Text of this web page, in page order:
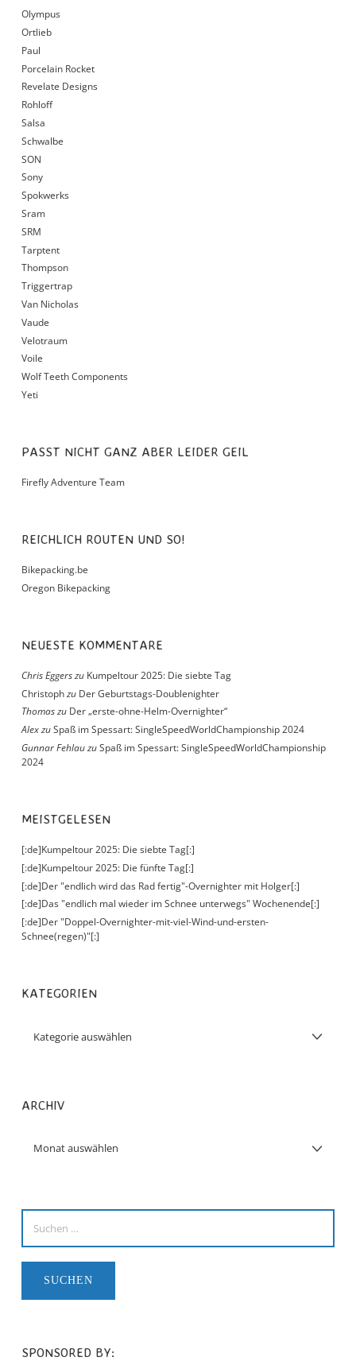
Olympus
Ortlieb
Paul
Porcelain Rocket
Revelate Designs
Rohloff
Salsa
Schwalbe
SON
Sony
Spokwerks
Sram
SRM
Tarptent
Thompson
Triggertrap
Van Nicholas
Vaude
Velotraum
Voile
Wolf Teeth Components
Yeti
PASST NICHT GANZ ABER LEIDER GEIL
Firefly Adventure Team
REICHLICH ROUTEN UND SO!
Bikepacking.be
Oregon Bikepacking
NEUESTE KOMMENTARE
Chris Eggerszu Kumpeltour 2025: Die siebte Tag
Christophzu Der Geburtstags-Doublenighter
Thomaszu Der „erste-ohne-Helm-Overnighter“
AlexzuSpaß im Spessart: SingleSpeedWorldChampionship 2024
Gunnar FehlauzuSpaß im Spessart: SingleSpeedWorldChampionship
2024
MEISTGELESEN
[:de]Kumpeltour 2025: Die siebte Tag[:]
[:de]Kumpeltour 2025: Die fünfte Tag[:]
[:de]Der "endlich wird das Rad fertig"-Overnighter mit Holger[:]
[:de]Das "endlich mal wieder im Schnee unterwegs" Wochenende[:]
[:de]Der "Doppel-Overnighter-mit-viel-Wind-und-ersten-
Schnee(regen)"[:]
KATEGORIEN
ARCHIV
SPONSORED BY: